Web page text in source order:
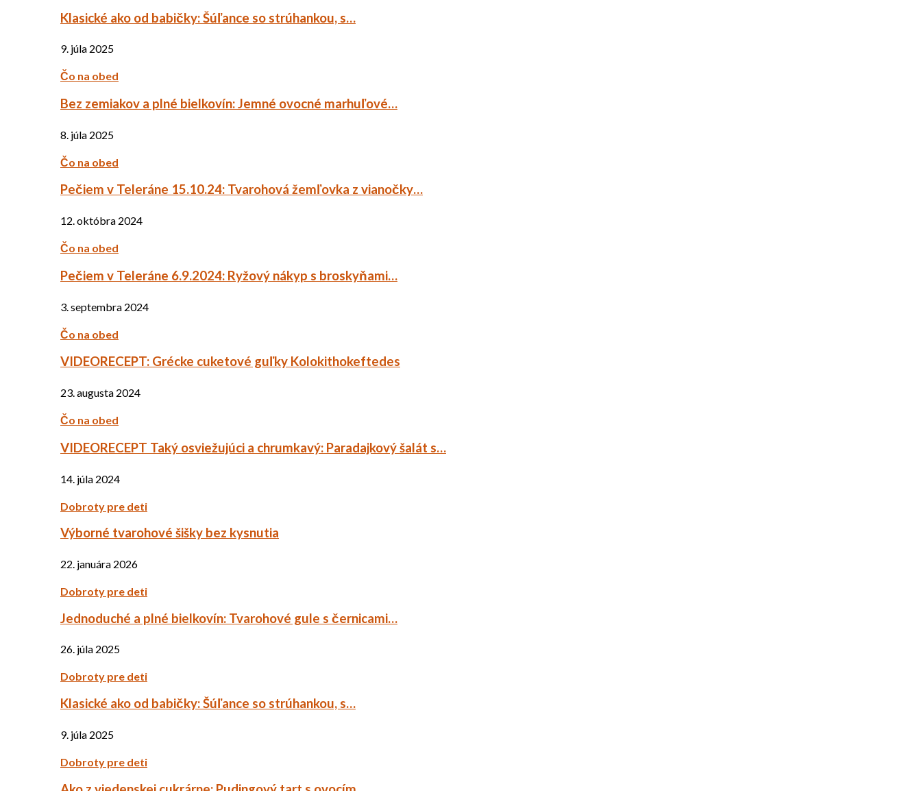
Klasické ako od babičky: Šúľance so strúhankou, s…
9. júla 2025
Čo na obed
Bez zemiakov a plné bielkovín: Jemné ovocné marhuľové…
8. júla 2025
Čo na obed
Pečiem v Teleráne 15.10.24: Tvarohová žemľovka z vianočky…
12. októbra 2024
Čo na obed
Pečiem v Teleráne 6.9.2024: Ryžový nákyp s broskyňami…
3. septembra 2024
Čo na obed
VIDEORECEPT: Grécke cuketové guľky Kolokithokeftedes
23. augusta 2024
Čo na obed
VIDEORECEPT Taký osviežujúci a chrumkavý: Paradajkový šalát s…
14. júla 2024
Dobroty pre deti
Výborné tvarohové šišky bez kysnutia
22. januára 2026
Dobroty pre deti
Jednoduché a plné bielkovín: Tvarohové gule s černicami…
26. júla 2025
Dobroty pre deti
Klasické ako od babičky: Šúľance so strúhankou, s…
9. júla 2025
Dobroty pre deti